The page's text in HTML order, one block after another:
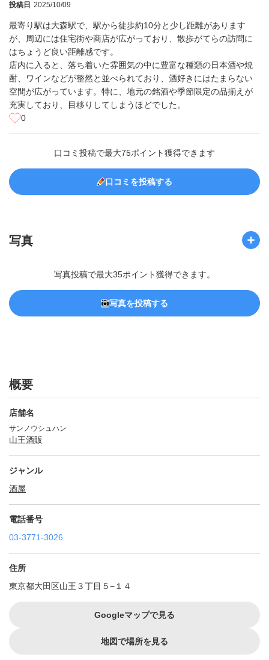
投稿日 2025/10/09
最寄り駅は大森駅で、駅から徒歩約10分と少し距離があります
が、周辺には住宅街や商店が広がっており、散歩がてらの訪問に
はちょうど良い距離感です。
店内に入ると、落ち着いた雰囲気の中に豊富な種類の日本酒や焼
酎、ワインなどが整然と並べられており、酒好きにはたまらない
空間が広がっています。特に、地元の銘酒や季節限定の品揃えが
充実しており、目移りしてしまうほどでした。
0
口コミ投稿で最大75ポイント獲得できます
口コミを投稿する
写真
写真投稿で最大35ポイント獲得できます。
写真を投稿する
概要
店舗名
サンノウシュハン
山王酒販
ジャンル
酒屋
電話番号
03-3771-3026
住所
東京都大田区山王３丁目５−１４
Googleマップで見る
地図で場所を見る